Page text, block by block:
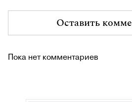
Оставить
Пока нет комментариев